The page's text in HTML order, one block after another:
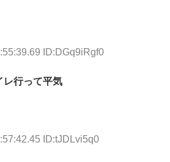
ID:DGq9iRgf0
レ行って平気
ID:tJDLvi5q0